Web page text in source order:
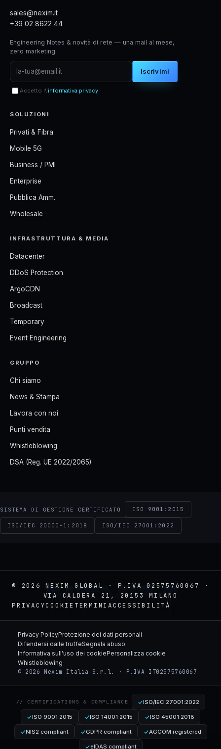
sales@nexim.it
+39 02 8622 44
Engineering Notes & novità di rete — una mail al mese,
zero marketing.
Iscrivimi
Accetto l\'informativa privacy
SOLUZIONI
Privati & Fibra
Mobile 5G
Business / PMI
Enterprise
Pubblica Amm.
Wholesale
INFRASTRUTTURA & MEDIA
Datacenter
DDoS Protection
ArgoCDN
Broadcast
Temporary
Event Engineering
GRUPPO
Chi siamo
News & Stampa
Lavora con noi
Punti vendita
Whistleblowing
DSA (Reg. UE 2022/2065)
SISTEMA DI GESTIONE CERTIFICATO ISO 9001:2015
ISO/IEC 20000-1:2018 ISO/IEC 27001:2022
© 2026 NEXIM GLOBAL · P.IVA 02575760067 ·
VIA CALDERA 21, 20153 MILANO
PRIVACYCOOKIE TERMINI ACCESSIBILITÀ
NEXIM
Privacy PolicyProtezione dei dati personali
Difendersi dalle truffeSegnala abuso
Informativa sull'uso dei cookiePersonalizza cookie
Whistleblowing
© 2026 Nexim Italia S.r.l. · P.IVA IT02575760067
// CERTIFICATIONS & COMPLIANCE ISO/IEC 27001:2022
ISO 9001:2015 ISO 14001:2015 ISO 45001:2018
NIS2 compliant GDPR compliant AGCOM registered
eIDAS compliant